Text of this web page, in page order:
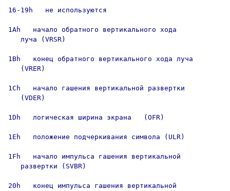
16-19h   не используются
1Ah   начало обратного вертикального хода
   луча (VRSR)
1Bh   конец обратного вертикального хода луча
   (VRER)
1Ch   начало гашения вертикальной развертки
   (VDER)
1Dh   логическая ширина экрана   (OFR)
1Eh   положение подчеркивания символа (ULR)
1Fh   начало импульса гашения вертикальной
   развертки (SVBR)
20h   конец импульса гашения вертикальной